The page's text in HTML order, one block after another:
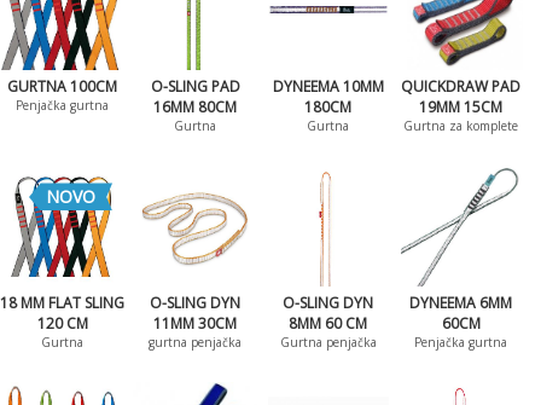
GURTNA 100CM
Penjačka gurtna
O-SLING PAD
16MM 80CM
Gurtna
DYNEEMA 10MM
180CM
Gurtna
QUICKDRAW PAD
19MM 15CM
Gurtna za komplete
NOVO
18 MM FLAT SLING
120 CM
Gurtna
O-SLING DYN
11MM 30CM
gurtna penjačka
O-SLING DYN
8MM 60 CM
Gurtna penjačka
DYNEEMA 6MM
60CM
Penjačka gurtna